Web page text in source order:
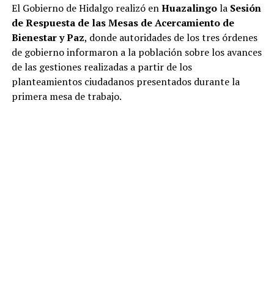
El Gobierno de Hidalgo realizó enHuazalingola Sesión
de Respuesta de las Mesas de Acercamiento de
Bienestar y Paz, donde autoridades de los tres órdenes
de gobierno informaron a la población sobre los avances
de las gestiones realizadas a partir de los
planteamientos ciudadanos presentados durante la
primera mesa de trabajo.